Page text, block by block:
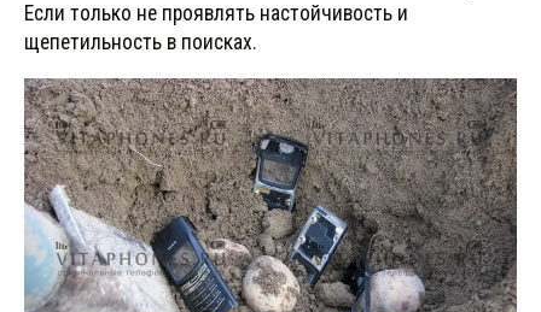
Если только не проявлять настойчивость и
щепетильность в поисках.